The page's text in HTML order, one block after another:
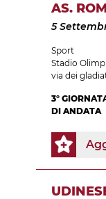
AS.
5
Sport
Stadio
via dei
3°
DI ANDATA